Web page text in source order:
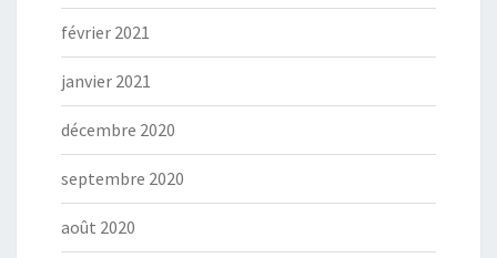
février 2021
janvier 2021
décembre 2020
septembre 2020
août 2020